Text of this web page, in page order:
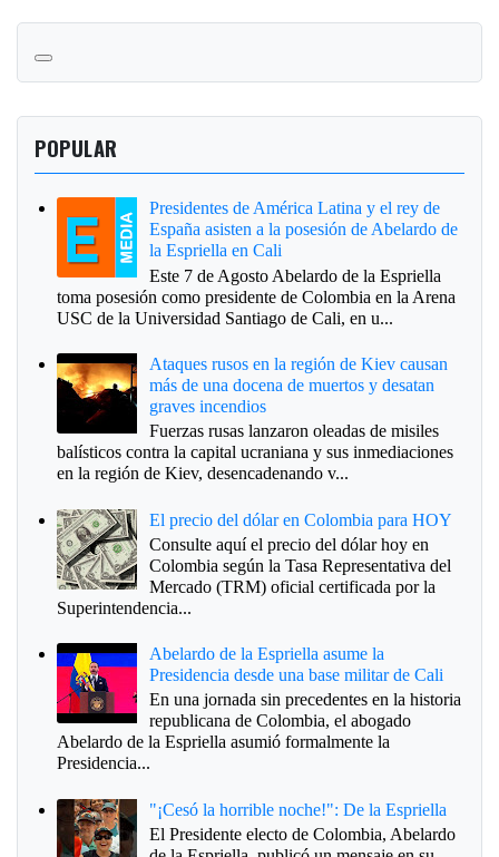
POPULAR
Presidentes de América Latina y el rey de
España asisten a la posesión de Abelardo de
la Espriella en Cali
Este 7 de Agosto Abelardo de la Espriella
toma posesión como presidente de Colombia en la Arena
USC de la Universidad Santiago de Cali, en u...
Ataques rusos en la región de Kiev causan
más de una docena de muertos y desatan
graves incendios
Fuerzas rusas lanzaron oleadas de misiles
balísticos contra la capital ucraniana y sus inmediaciones
en la región de Kiev, desencadenando v...
El precio del dólar en Colombia para HOY
Consulte aquí el precio del dólar hoy en
Colombia según la Tasa Representativa del
Mercado (TRM) oficial certificada por la
Superintendencia...
Abelardo de la Espriella asume la
Presidencia desde una base militar de Cali
En una jornada sin precedentes en la historia
republicana de Colombia, el abogado
Abelardo de la Espriella asumió formalmente la
Presidencia...
"¡Cesó la horrible noche!": De la Espriella
El Presidente electo de Colombia, Abelardo